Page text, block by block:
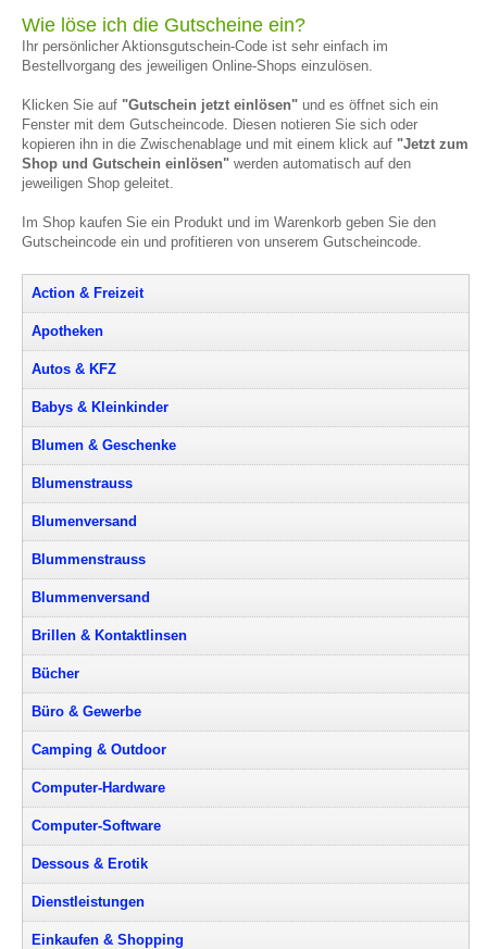
Wie löse ich die Gutscheine ein?
Ihr persönlicher Aktionsgutschein-Code ist sehr einfach im
Bestellvorgang des jeweiligen Online-Shops einzulösen.
Klicken Sie auf "Gutschein jetzt einlösen" und es öffnet sich ein
Fenster mit dem Gutscheincode. Diesen notieren Sie sich oder
kopieren ihn in die Zwischenablage und mit einem klick auf "Jetzt zum
Shop und Gutschein einlösen" werden automatisch auf den
jeweiligen Shop geleitet.
Im Shop kaufen Sie ein Produkt und im Warenkorb geben Sie den
Gutscheincode ein und profitieren von unserem Gutscheincode.
Action & Freizeit
Apotheken
Autos & KFZ
Babys & Kleinkinder
Blumen & Geschenke
Blumenstrauss
Blumenversand
Blummenstrauss
Blummenversand
Brillen & Kontaktlinsen
Bücher
Büro & Gewerbe
Camping & Outdoor
Computer-Hardware
Computer-Software
Dessous & Erotik
Dienstleistungen
Einkaufen & Shopping